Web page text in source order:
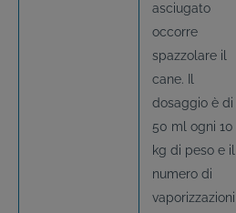
asciugato
occorre
spazzolare il
cane. Il
dosaggio è di
50 ml ogni 10
kg di peso e il
numero di
vaporizzazioni